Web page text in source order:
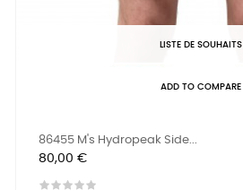
LISTE DE SOUHAITS
ADD TO COMPARE
86455 M's Hydropeak Side...
Prix
80,00 €